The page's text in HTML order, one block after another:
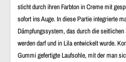
sticht durch ihren Farbton in Creme mit
sofort ins Auge. In diese Partie integrierte
Dämpfungssystem, das durch die
werden darf und in Lila entwickelt wurde.
Gummi gefertigte Laufsohle, mit der man